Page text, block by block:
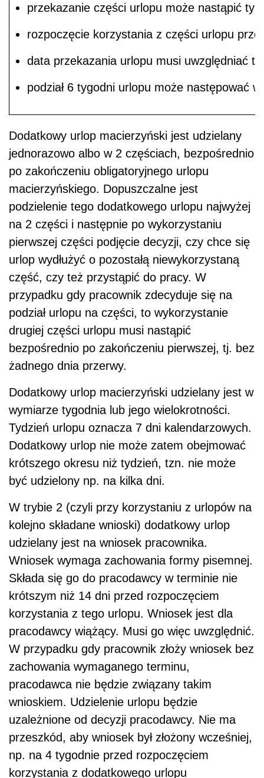
przekazanie części urlopu może nastąpić
rozpoczęcie korzystania z części urlopu
data przekazania urlopu musi uwzględniać
podział 6 tygodni urlopu może następować
Dodatkowy urlop macierzyński jest udzielany
jednorazowo albo w 2 częściach, bezpośrednio
po zakończeniu obligatoryjnego urlopu
macierzyńskiego. Dopuszczalne jest
podzielenie tego dodatkowego urlopu najwyżej
na 2 części i następnie po wykorzystaniu
pierwszej części podjęcie decyzji, czy chce się
urlop wydłużyć o pozostałą niewykorzystaną
część, czy też przystąpić do pracy. W
przypadku gdy pracownik zdecyduje się na
podział urlopu na części, to wykorzystanie
drugiej części urlopu musi nastąpić
bezpośrednio po zakończeniu pierwszej, tj. bez
żadnego dnia przerwy.
Dodatkowy urlop macierzyński udzielany jest w
wymiarze tygodnia lub jego wielokrotności.
Tydzień urlopu oznacza 7 dni kalendarzowych.
Dodatkowy urlop nie może zatem obejmować
krótszego okresu niż tydzień, tzn. nie może
być udzielony np. na kilka dni.
W trybie 2 (czyli przy korzystaniu z urlopów na
kolejno składane wnioski) dodatkowy urlop
udzielany jest na wniosek pracownika.
Wniosek wymaga zachowania formy pisemnej.
Składa się go do pracodawcy w terminie nie
krótszym niż 14 dni przed rozpoczęciem
korzystania z tego urlopu. Wniosek jest dla
pracodawcy wiążący. Musi go więc uwzględnić.
W przypadku gdy pracownik złoży wniosek bez
zachowania wymaganego terminu,
pracodawca nie będzie związany takim
wnioskiem. Udzielenie urlopu będzie
uzależnione od decyzji pracodawcy. Nie ma
przeszkód, aby wniosek był złożony wcześniej,
np. na 4 tygodnie przed rozpoczęciem
korzystania z dodatkowego urlopu